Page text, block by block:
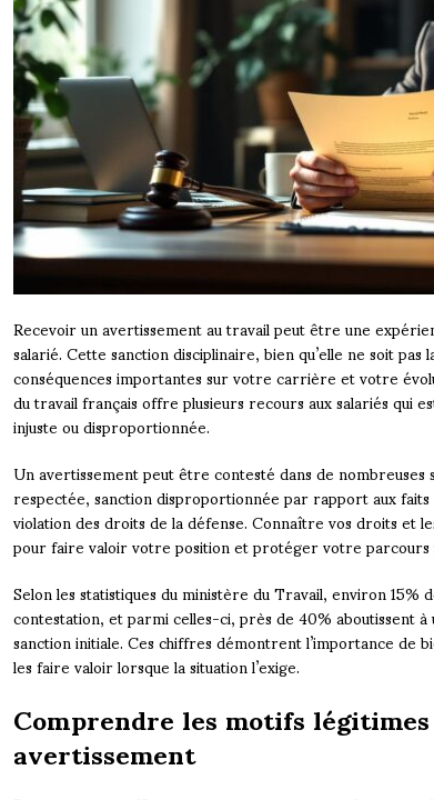
Recevoir un avertissement au travail peut être une
salarié. Cette sanction disciplinaire, bien qu’elle ne soit
conséquences importantes sur votre carrière et votre
du travail français offre plusieurs recours aux salariés qui
injuste ou disproportionnée.
Un avertissement peut être contesté dans de
respectée, sanction disproportionnée par rapport aux
violation des droits de la défense. Connaître vos droits et
pour faire valoir votre position et protéger votre
Selon les statistiques du ministère du Travail, environ 15%
contestation, et parmi celles-ci, près de 40% aboutissent
sanction initiale. Ces chiffres démontrent l’importance
les faire valoir lorsque la situation l’exige.
Comprendre les motifs
avertissement